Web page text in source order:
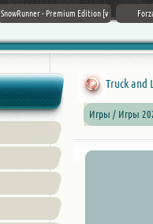
SnowRunner - Premium Edition [v
Truck and
Игры / Игры